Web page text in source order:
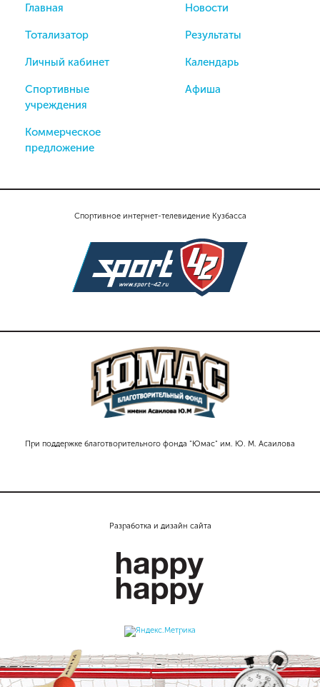
Спортивное интернет-телевидение Кузбасса
При поддержке благотворительного фонда "Юмас" им. Ю. М. Асаилова
Главная
Тотализатор
Личный кабинет
Спортивные
учреждения
Коммерческое
предложение
Новости
Результаты
Календарь
Афиша
Разработка и дизайн сайта